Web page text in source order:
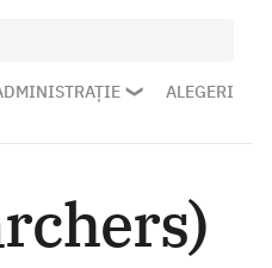
ALEGERI